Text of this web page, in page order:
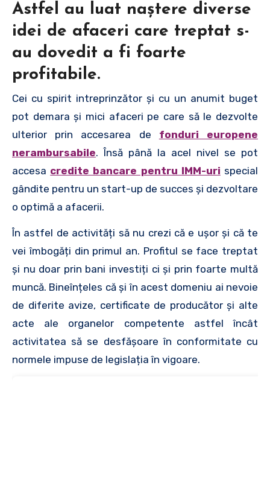
Astfel au luat naștere diverse
idei de afaceri care treptat s-
au dovedit a fi foarte
profitabile.
Cei cu spirit intreprinzător și cu un anumit buget
pot demara și mici afaceri pe care să le dezvolte
ulterior prin accesarea de fonduri europene
nerambursabile. Însă până la acel nivel se pot
accesa credite bancare pentru IMM-uri special
gândite pentru un start-up de succes și dezvoltare
o optimă a afacerii.
În astfel de activități să nu crezi că e ușor și că te
vei îmbogăți din primul an. Profitul se face treptat
și nu doar prin bani investiți ci și prin foarte multă
muncă. Bineînțeles că și în acest domeniu ai nevoie
de diferite avize, certificate de producător și alte
acte ale organelor competente astfel încât
activitatea să se desfășoare în conformitate cu
normele impuse de legislația în vigoare.